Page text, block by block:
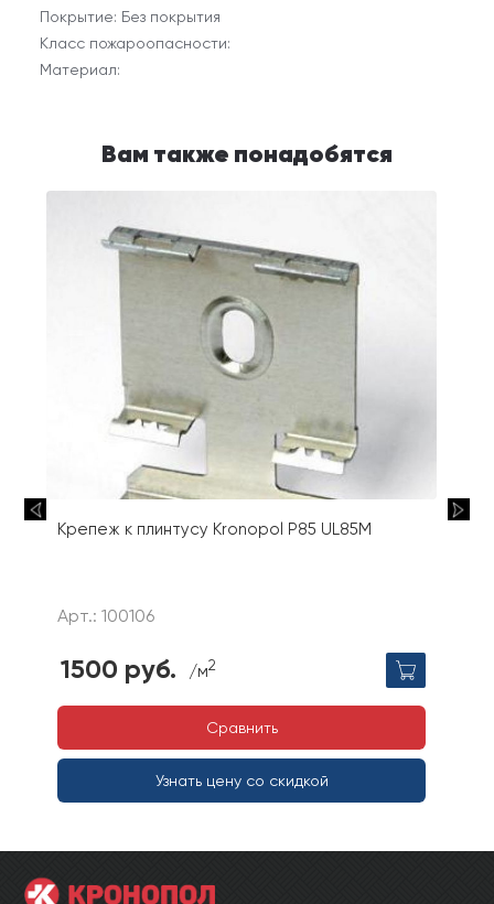
Покрытие: Без покрытия
Класс пожароопасности:
Материал:
Вам также понадобятся
Крепеж к плинтусу Kronopol P85 UL85M
Арт.: 100106
1500 руб. /м2
Сравнить
Узнать цену со скидкой